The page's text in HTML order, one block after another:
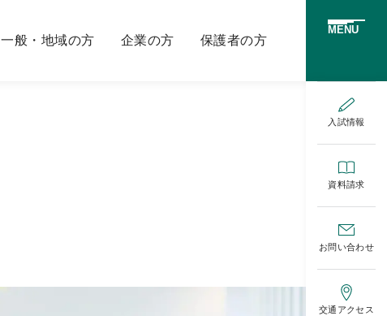
一般・地域の方 企業の方 保護者の方
MENU
入試情報
資料請求
お問い合わせ
交通アクセス